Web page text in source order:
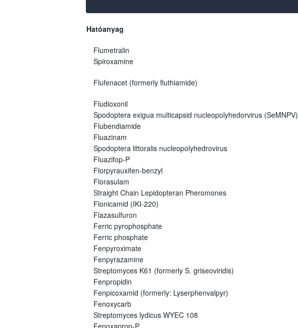
Hatóanyag
Flumetralin
Spiroxamine
Flufenacet (formerly fluthiamide)
Fludioxonil
Spodoptera exigua multicapsid nucleopolyhedorvirus (SeMNPV)
Flubendiamide
Fluazinam
Spodoptera littoralis nucleopolyhedrovirus
Fluazifop-P
Florpyrauxifen-benzyl
Florasulam
Straight Chain Lepidopteran Pheromones
Flonicamid (IKI-220)
Flazasulfuron
Ferric pyrophosphate
Ferric phosphate
Fenpyroximate
Fenpyrazamine
Streptomyces K61 (formerly S. griseoviridis)
Fenpropidin
Fenpicoxamid (formerly: Lyserphenvalpyr)
Fenoxycarb
Streptomyces lydicus WYEC 108
Fenoxaprop-P